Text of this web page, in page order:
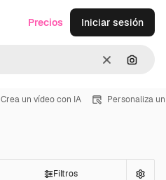
Borrar
Precios Iniciar sesión
Crea un vídeo con IA Personaliza
Filtros